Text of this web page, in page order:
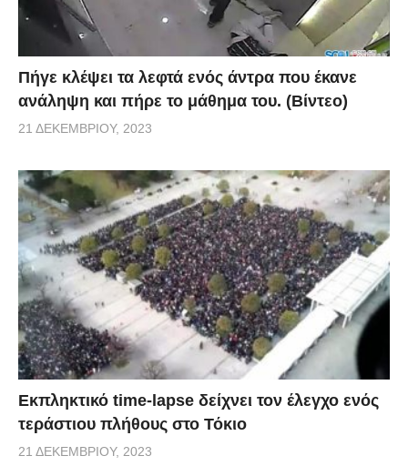
Πήγε κλέψει τα λεφτά ενός άντρα που έκανε
ανάληψη και πήρε το μάθημα του. (Βίντεο)
21 ΔΕΚΕΜΒΡΊΟΥ, 2023
Εκπληκτικό time-lapse δείχνει τον έλεγχο ενός
τεράστιου πλήθους στο Τόκιο
21 ΔΕΚΕΜΒΡΊΟΥ, 2023